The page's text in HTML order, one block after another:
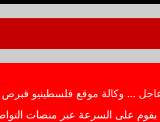
وكالة موقع فلسطينيو قبرص
على السرعة عبر منصات التواصل